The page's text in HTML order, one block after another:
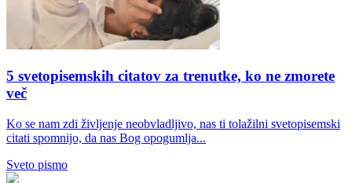
5 svetopisemskih citatov za trenutke, ko ne zmorete
več
Ko se nam zdi življenje neobvladljivo, nas ti tolažilni svetopisemski
citati spomnijo, da nas Bog opogumlja...
Sveto pismo